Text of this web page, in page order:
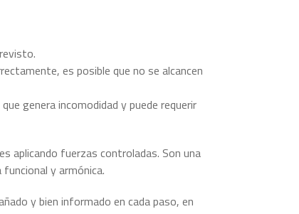
es posible que no se alcancen
genera incomodidad y puede requerir
aplicando fuerzas controladas. Son una
y armónica.
y bien informado en cada paso, en